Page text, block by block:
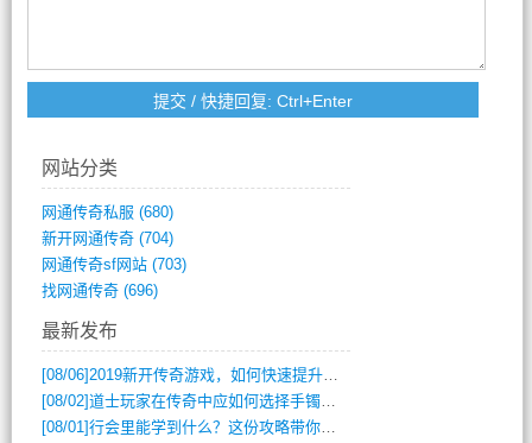
网站分类
网通传奇私服 (680)
新开网通传奇(704)
网通传奇sf网站(703)
找网通传奇(696)
最新发布
[08/06]2019新开传奇游戏，如何快速提升角色等级？
[08/02]道士玩家在传奇中应如何选择手镯装备？
[08/01]行会里能学到什么？这份攻略带你全掌握